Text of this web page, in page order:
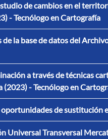
de cambios en el
- Tecnólogo en Cartografía
la base de datos del
a través de técnicas
(2023) - Tecnólogo en
de sustitución
Universal Transversal